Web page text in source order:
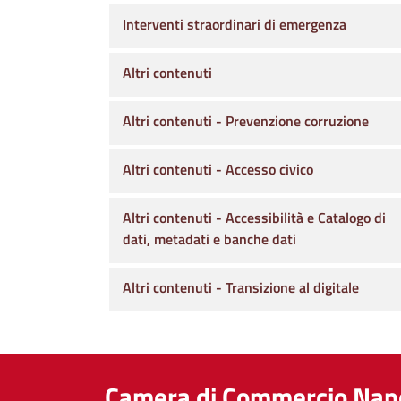
Interventi straordinari di emergenza
Altri contenuti
Altri contenuti - Prevenzione corruzione
Altri contenuti - Accesso civico
Altri contenuti - Accessibilità e Catalogo di
dati, metadati e banche dati
Altri contenuti - Transizione al digitale